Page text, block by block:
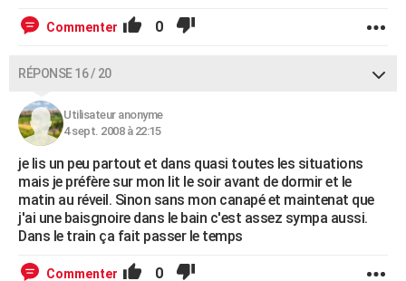
Commenter 0
RÉPONSE 16 / 20
Utilisateur anonyme
4 sept. 2008 à 22:15
je lis un peu partout et dans quasi toutes les situations
mais je préfère sur mon lit le soir avant de dormir et le
matin au réveil. Sinon sans mon canapé et maintenat que
j'ai une baisgnoire dans le bain c'est assez sympa aussi.
Dans le train ça fait passer le temps
Commenter 0